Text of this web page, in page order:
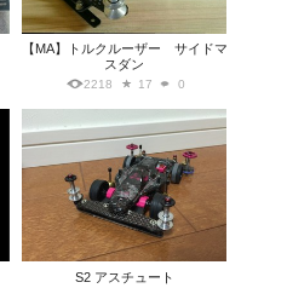
【MA】トルクルーザー サイドマ
スダン
2218 17 0
S2 アスチュート